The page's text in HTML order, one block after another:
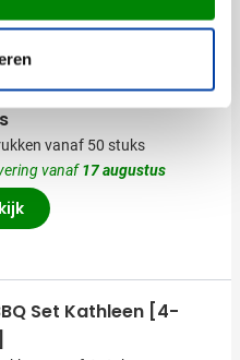
Eliza | Hout | 2
vanaf 50 stuks
vanaf17 augustus
Set Kathleen [4-